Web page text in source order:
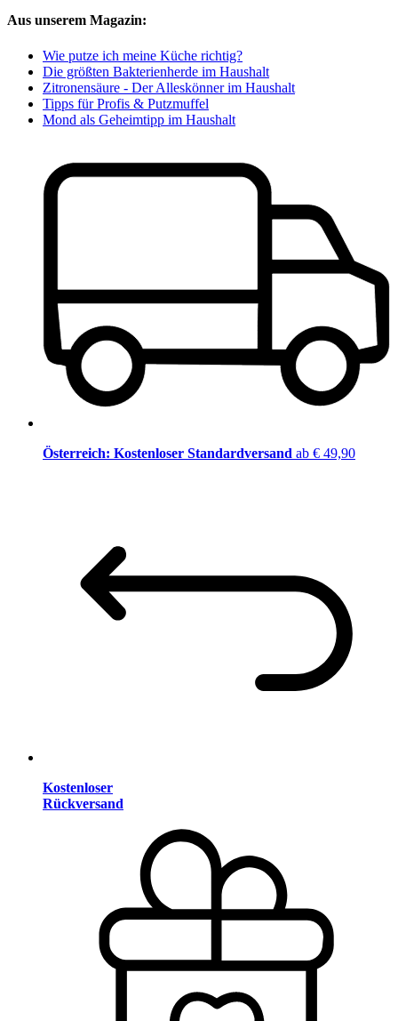
Aus unserem Magazin:
Wie putze ich meine Küche richtig?
Die größten Bakterienherde im Haushalt
Zitronensäure - Der Alleskönner im Haushalt
Tipps für Profis & Putzmuffel
Mond als Geheimtipp im Haushalt
Österreich: Kostenloser Standardversand ab € 49,90
Kostenloser
Rückversand